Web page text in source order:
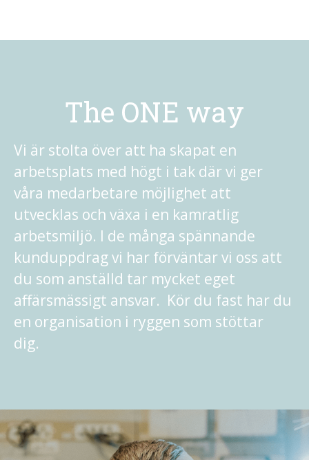
The ONE way
Vi är stolta över att ha skapat en
arbetsplats med högt i tak där vi ger
våra medarbetare möjlighet att
utvecklas och växa i en kamratlig
arbetsmiljö. I de många spännande
kunduppdrag vi har förväntar vi oss att
du som anställd tar mycket eget
affärsmässigt ansvar. Kör du fast har du
en organisation i ryggen som stöttar
dig.